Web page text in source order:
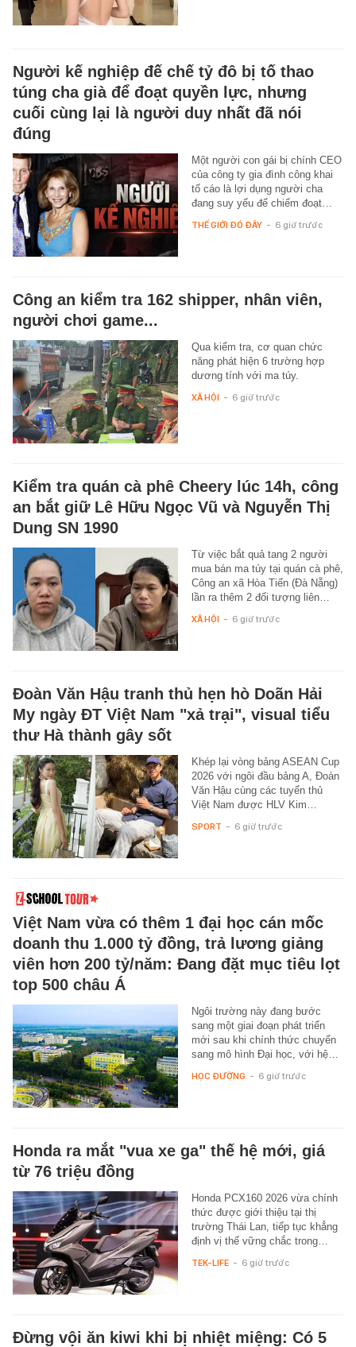
Người kế nghiệp đế chế tỷ đô bị tố thao
túng cha già để đoạt quyền lực, nhưng
cuối cùng lại là người duy nhất đã nói
đúng
Một người con gái bị chính CEO
của công ty gia đình công khai
tố cáo là lợi dụng người cha
đang suy yếu để chiếm đoạt…
THẾ GIỚI ĐÓ ĐÂY - 6 giờ trước
Công an kiểm tra 162 shipper, nhân viên,
người chơi game...
Qua kiểm tra, cơ quan chức
năng phát hiện 6 trường hợp
dương tính với ma túy.
XÃ HỘI - 6 giờ trước
Kiểm tra quán cà phê Cheery lúc 14h, công
an bắt giữ Lê Hữu Ngọc Vũ và Nguyễn Thị
Dung SN 1990
Từ việc bắt quả tang 2 người
mua bán ma túy tại quán cà phê,
Công an xã Hòa Tiến (Đà Nẵng)
lần ra thêm 2 đối tượng liên…
XÃ HỘI - 6 giờ trước
Đoàn Văn Hậu tranh thủ hẹn hò Doãn Hải
My ngày ĐT Việt Nam "xả trại", visual tiểu
thư Hà thành gây sốt
Khép lại vòng bảng ASEAN Cup
2026 với ngôi đầu bảng A, Đoàn
Văn Hậu cùng các tuyển thủ
Việt Nam được HLV Kim…
SPORT - 6 giờ trước
Việt Nam vừa có thêm 1 đại học cán mốc
doanh thu 1.000 tỷ đồng, trả lương giảng
viên hơn 200 tỷ/năm: Đang đặt mục tiêu lọt
top 500 châu Á
Ngôi trường này đang bước
sang một giai đoạn phát triển
mới sau khi chính thức chuyển
sang mô hình Đại học, với hệ…
HỌC ĐƯỜNG - 6 giờ trước
Honda ra mắt "vua xe ga" thế hệ mới, giá
từ 76 triệu đồng
Honda PCX160 2026 vừa chính
thức được giới thiệu tại thị
trường Thái Lan, tiếp tục khẳng
định vị thế vững chắc trong…
TEK-LIFE - 6 giờ trước
Đừng vội ăn kiwi khi bị nhiệt miệng: Có 5